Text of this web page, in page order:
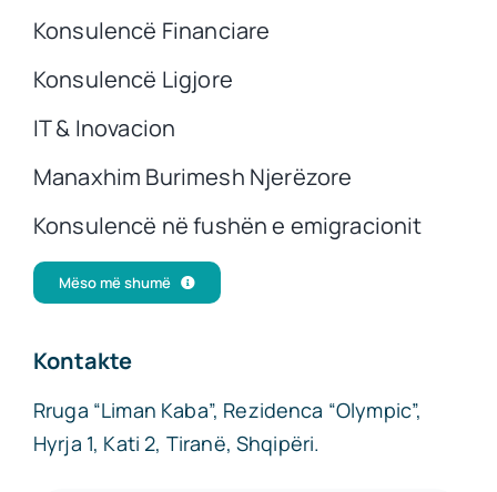
Konsulencë Financiare
Konsulencë Ligjore
IT & Inovacion
Manaxhim Burimesh Njerëzore
Konsulencë në fushën e emigracionit
Mëso më shumë
Kontakte
Rruga “Liman Kaba”, Rezidenca “Olympic”,
Hyrja 1, Kati 2, Tiranë, Shqipëri.